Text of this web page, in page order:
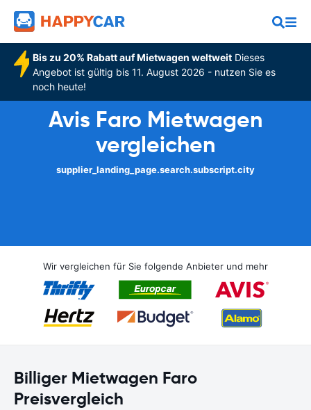
Bis zu 20% Rabatt auf Mietwagen weltweitDieses
Angebot ist gültig bis 11. August 2026 - nutzen Sie es
noch heute!
Avis Faro Mietwagen
vergleichen
supplier_landing_page.search.subscript.city
Wir vergleichen für Sie folgende Anbieter und mehr
Billiger Mietwagen Faro
Preisvergleich